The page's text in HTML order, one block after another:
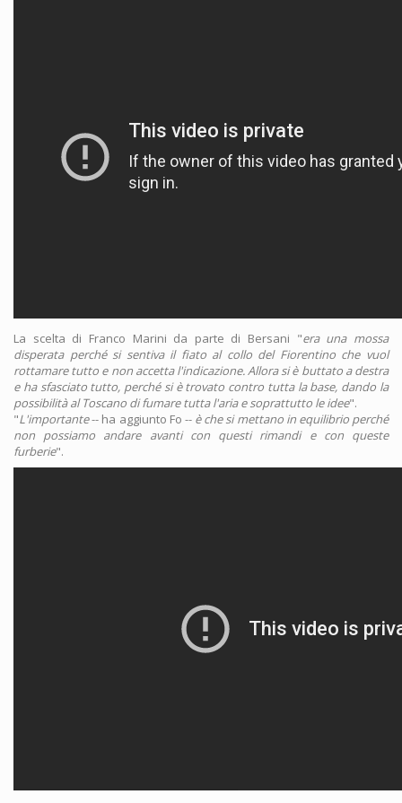
La scelta di Franco Marini da parte di Bersani "era una mossa
disperata perché si sentiva il fiato al collo del Fiorentino che vuol
rottamare tutto e non accetta l'indicazione. Allora si è buttato a destra
e ha sfasciato tutto, perché si è trovato contro tutta la base, dando la
possibilità al Toscano di fumare tutta l'aria e soprattutto le idee".
"L'importante-- ha aggiunto Fo -- è che si mettano in equilibrio perché
non possiamo andare avanti con questi rimandi e con queste
furberie".